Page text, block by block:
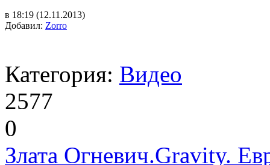
в 18:19 (12.11.2013)
Добавил: Zorro
Категория: Видео
2577
0
Злата Огневич.Gravity.